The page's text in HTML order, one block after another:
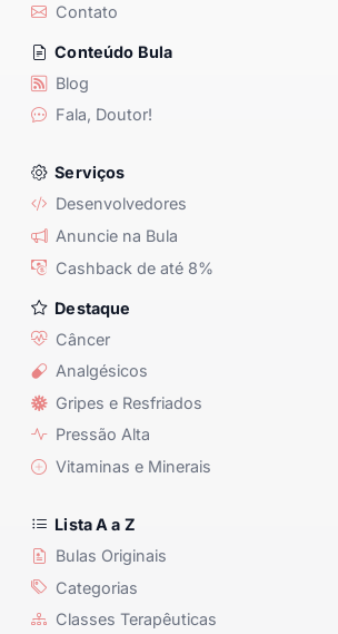
Contato
Conteúdo Bula
Blog
Fala, Doutor!
Serviços
Desenvolvedores
Anuncie na Bula
Cashback de até 8%
Destaque
Câncer
Analgésicos
Gripes e Resfriados
Pressão Alta
Vitaminas e Minerais
Lista A a Z
Bulas Originais
Categorias
Classes Terapêuticas